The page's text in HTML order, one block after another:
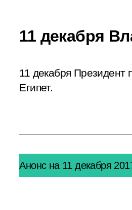
11 декабря
11 декабря Президент
Египет.
Анонс на 11 декабря